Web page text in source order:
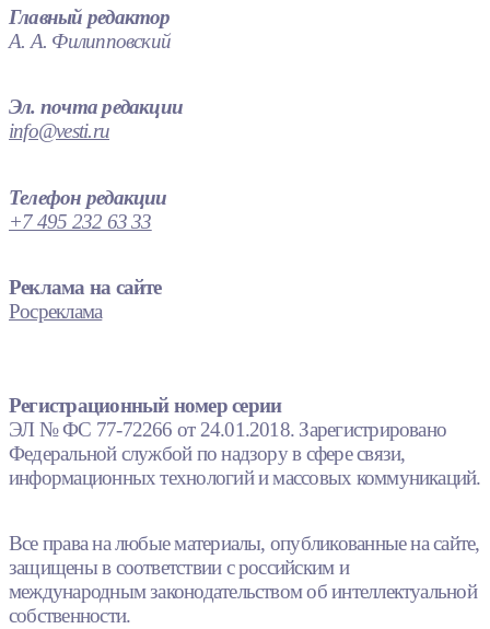
Главный редактор
А. А. Филипповский
Эл. почта редакции
info@vesti.ru
Телефон редакции
+7 495 232 63 33
Реклама на сайте
Росреклама
Регистрационный номер серии
ЭЛ № ФС 77-72266 от 24.01.2018. Зарегистрировано
Федеральной службой по надзору в сфере связи,
информационных технологий и массовых коммуникаций.
Все права на любые материалы, опубликованные на сайте,
защищены в соответствии с российским и
международным законодательством об интеллектуальной
собственности.